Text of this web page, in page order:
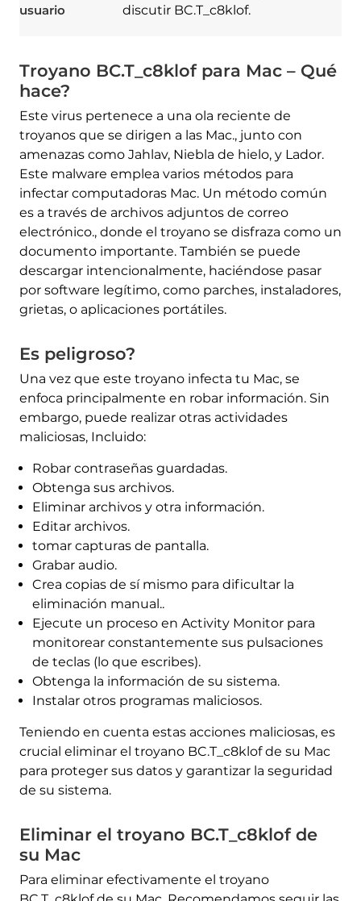
usuario
discutir BC.T_c8klof.
Troyano BC.T_c8klof para Mac – Qué
hace?
Este virus pertenece a una ola reciente de
troyanos que se dirigen a las Mac., junto con
amenazas como Jahlav, Niebla de hielo, y Lador.
Este malware emplea varios métodos para
infectar computadoras Mac. Un método común
es a través de archivos adjuntos de correo
electrónico., donde el troyano se disfraza como un
documento importante. También se puede
descargar intencionalmente, haciéndose pasar
por software legítimo, como parches, instaladores,
grietas, o aplicaciones portátiles.
Es peligroso?
Una vez que este troyano infecta tu Mac, se
enfoca principalmente en robar información. Sin
embargo, puede realizar otras actividades
maliciosas, Incluido:
Robar contraseñas guardadas.
Obtenga sus archivos.
Eliminar archivos y otra información.
Editar archivos.
tomar capturas de pantalla.
Grabar audio.
Crea copias de sí mismo para dificultar la
eliminación manual..
Ejecute un proceso en Activity Monitor para
monitorear constantemente sus pulsaciones
de teclas (lo que escribes).
Obtenga la información de su sistema.
Instalar otros programas maliciosos.
Teniendo en cuenta estas acciones maliciosas, es
crucial eliminar el troyano BC.T_c8klof de su Mac
para proteger sus datos y garantizar la seguridad
de su sistema.
Eliminar el troyano BC.T_c8klof de
su Mac
Para eliminar efectivamente el troyano
Sacarlo en este momento
(MAC)